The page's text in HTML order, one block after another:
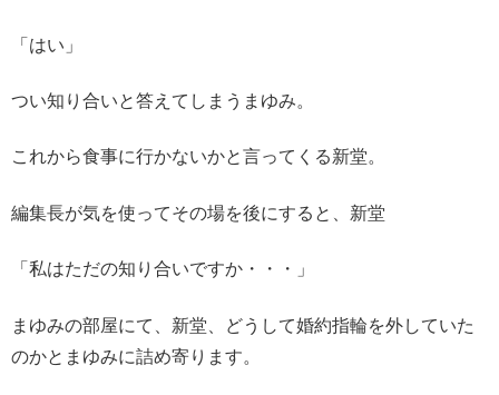
「はい」
つい知り合いと答えてしまうまゆみ。
これから食事に行かないかと言ってくる新堂。
編集長が気を使ってその場を後にすると、新堂
「私はただの知り合いですか・・・」
まゆみの部屋にて、新堂、どうして婚約指輪を外していた
のかとまゆみに詰め寄ります。